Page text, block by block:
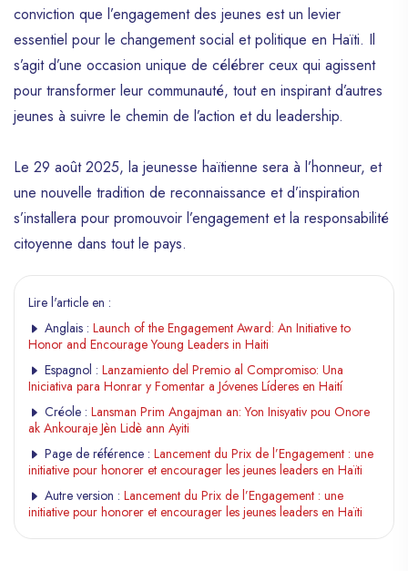
conviction que l’engagement des jeunes est un levier
essentiel pour le changement social et politique en Haïti. Il
s’agit d’une occasion unique de célébrer ceux qui agissent
pour transformer leur communauté, tout en inspirant d’autres
jeunes à suivre le chemin de l’action et du leadership.
Le 29 août 2025, la jeunesse haïtienne sera à l’honneur, et
une nouvelle tradition de reconnaissance et d’inspiration
s’installera pour promouvoir l’engagement et la responsabilité
citoyenne dans tout le pays.
Lire l'article en :
Anglais : Launch of the Engagement Award: An Initiative to
Honor and Encourage Young Leaders in Haiti
Espagnol : Lanzamiento del Premio al Compromiso: Una
Iniciativa para Honrar y Fomentar a Jóvenes Líderes en Haití
Créole : Lansman Prim Angajman an: Yon Inisyativ pou Onore
ak Ankouraje Jèn Lidè ann Ayiti
Page de référence : Lancement du Prix de l’Engagement : une
initiative pour honorer et encourager les jeunes leaders en Haïti
Autre version : Lancement du Prix de l’Engagement : une
initiative pour honorer et encourager les jeunes leaders en Haïti